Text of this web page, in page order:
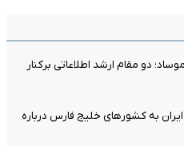
دو مقام ارشد اطلاعاتی برکنار
به کشورهای خلیج فارس درباره